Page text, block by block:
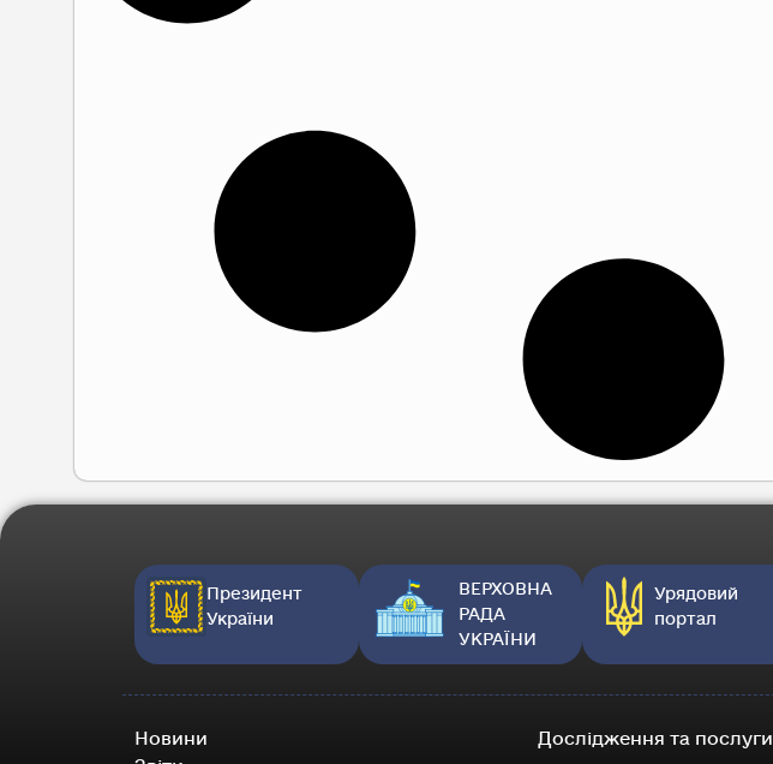
Президент
України
ВЕРХОВНА
РАДА
УКРАЇНИ
Урядовий
портал
Новини
Дослідження та послуги